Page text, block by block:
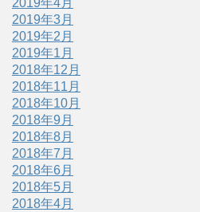
2019年4月
2019年3月
2019年2月
2019年1月
2018年12月
2018年11月
2018年10月
2018年9月
2018年8月
2018年7月
2018年6月
2018年5月
2018年4月